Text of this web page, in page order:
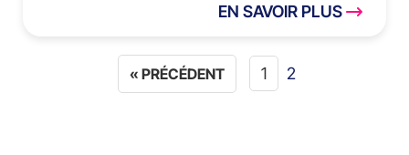
EN SAVOIR PLUS
« PRÉCÉDENT 1 2